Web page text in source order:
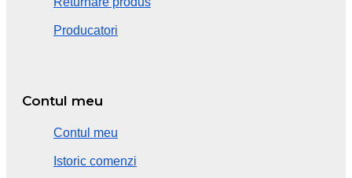
Producatori
Contul meu
Contul meu
Istoric comenzi